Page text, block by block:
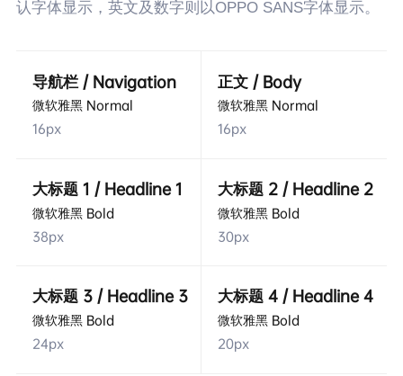
认字体显示，英文及数字则以OPPO SANS字体显示。
导航栏 / Navigation
微软雅黑 Normal
16px
正文 / Body
微软雅黑 Normal
16px
大标题 1 / Headline 1
微软雅黑 Bold
38px
大标题 2 / Headline 2
微软雅黑 Bold
30px
大标题 3 / Headline 3
微软雅黑 Bold
24px
大标题 4 / Headline 4
微软雅黑 Bold
20px